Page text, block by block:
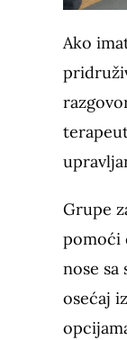
Ako
Grupe
pomoći
nose sa
osećaj